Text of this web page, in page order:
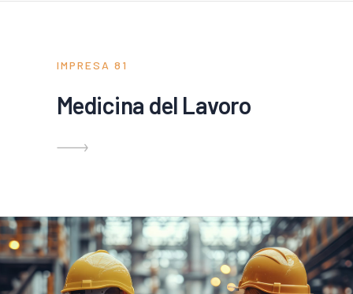
IMPRESA 81
Medicina del Lavoro